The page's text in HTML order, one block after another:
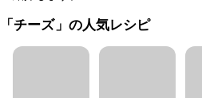
「チーズ」の人気レシピ